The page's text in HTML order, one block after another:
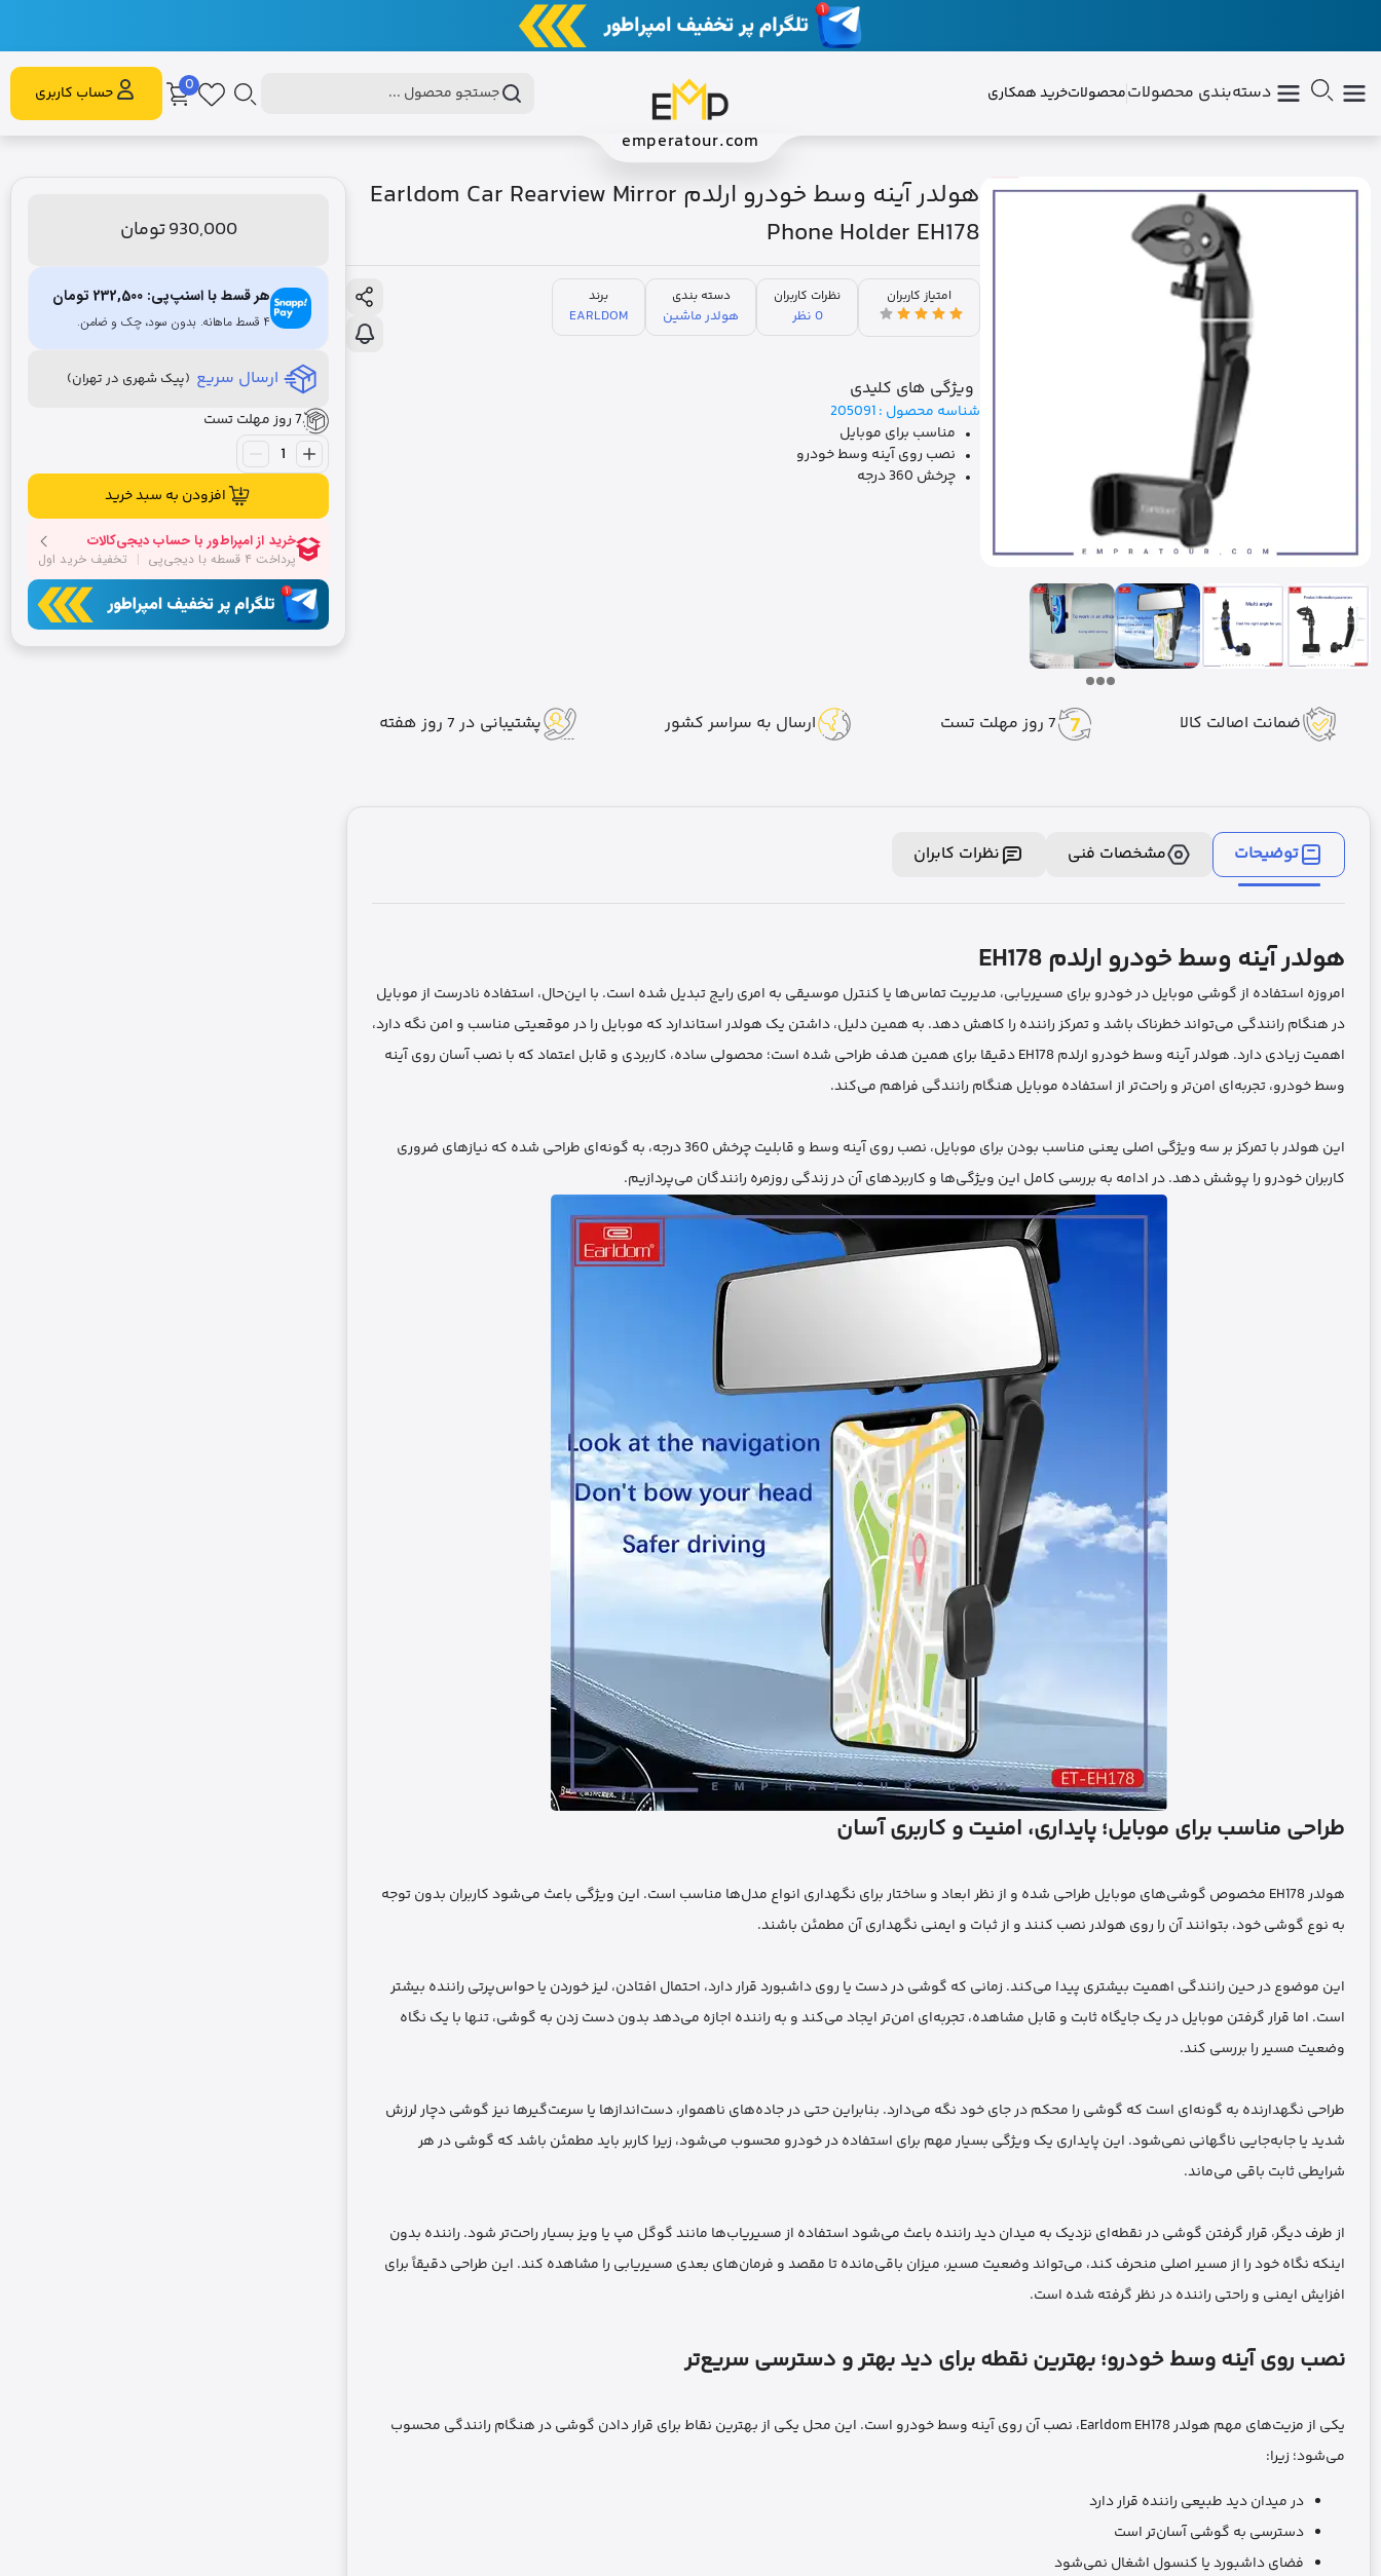
دسته‌بندی محصولاتمحصولاتخرید همکاری جستجو محصول ... 0 حساب کاربری
emperatour.com
هولدر آینه وسط خودرو ارلدم Earldom Car Rearview Mirror
Phone Holder EH178
امتیاز کاربران نظرات کاربران
0 نظر
دسته بندی
هولدر ماشین
برند
EARLDOM
ویژگی های کلیدی
شناسه محصول :205091
مناسب برای موبایل
نصب روی آینه وسط خودرو
چرخش 360 درجه
ضمانت اصالت کالا 7 روز مهلت تست ارسال به سراسر کشور پشتیبانی در 7 روز هفته
توضیحات مشخصات فنی نظرات کابران
هولدر آینه وسط خودرو ارلدم EH178
امروزه استفاده از گوشی موبایل در خودرو برای مسیریابی، مدیریت تماس‌ها یا کنترل موسیقی به امری رایج تبدیل شده است. با این‌حال، استفاده نادرست از موبایل
در هنگام رانندگی می‌تواند خطرناک باشد و تمرکز راننده را کاهش دهد. به همین دلیل، داشتن یک هولدر استاندارد که موبایل را در موقعیتی مناسب و امن نگه دارد،
اهمیت زیادی دارد. هولدر آینه وسط خودرو ارلدم EH178 دقیقا برای همین هدف طراحی شده است؛ محصولی ساده، کاربردی و قابل اعتماد که با نصب آسان روی آینه
وسط خودرو، تجربه‌ای امن‌تر و راحت‌تر از استفاده موبایل هنگام رانندگی فراهم می‌کند.
این هولدر با تمرکز بر سه ویژگی اصلی یعنی مناسب بودن برای موبایل، نصب روی آینه وسط و قابلیت چرخش 360 درجه، به گونه‌ای طراحی شده که نیازهای ضروری
کاربران خودرو را پوشش دهد. در ادامه به بررسی کامل این ویژگی‌ها و کاربردهای آن در زندگی روزمره رانندگان می‌پردازیم.
طراحی مناسب برای موبایل؛ پایداری، امنیت و کاربری آسان
هولدر EH178 مخصوص گوشی‌های موبایل طراحی شده و از نظر ابعاد و ساختار برای نگهداری انواع مدل‌ها مناسب است. این ویژگی باعث می‌شود کاربران بدون توجه
به نوع گوشی خود، بتوانند آن را روی هولدر نصب کنند و از ثبات و ایمنی نگهداری آن مطمئن باشند.
این موضوع در حین رانندگی اهمیت بیشتری پیدا می‌کند. زمانی که گوشی در دست یا روی داشبورد قرار دارد، احتمال افتادن، لیز خوردن یا حواس‌پرتی راننده بیشتر
است. اما قرار گرفتن موبایل در یک جایگاه ثابت و قابل مشاهده، تجربه‌ای امن‌تر ایجاد می‌کند و به راننده اجازه می‌دهد بدون دست زدن به گوشی، تنها با یک نگاه
وضعیت مسیر را بررسی کند.
طراحی نگهدارنده به گونه‌ای است که گوشی را محکم در جای خود نگه می‌دارد. بنابراین حتی در جاده‌های ناهموار، دست‌اندازها یا سرعت‌گیرها نیز گوشی دچار لرزش
شدید یا جابه‌جایی ناگهانی نمی‌شود. این پایداری یک ویژگی بسیار مهم برای استفاده در خودرو محسوب می‌شود، زیرا کاربر باید مطمئن باشد که گوشی در هر
شرایطی ثابت باقی می‌ماند.
از طرف دیگر، قرار گرفتن گوشی در نقطه‌ای نزدیک به میدان دید راننده باعث می‌شود استفاده از مسیریاب‌ها مانند گوگل مپ یا ویز بسیار راحت‌تر شود. راننده بدون
اینکه نگاه خود را از مسیر اصلی منحرف کند، می‌تواند وضعیت مسیر، میزان باقی‌مانده تا مقصد و فرمان‌های بعدی مسیریابی را مشاهده کند. این طراحی دقیقاً برای
افزایش ایمنی و راحتی راننده در نظر گرفته شده است.
نصب روی آینه وسط خودرو؛ بهترین نقطه برای دید بهتر و دسترسی سریع‌تر
یکی از مزیت‌های مهم هولدر Earldom EH178، نصب آن روی آینه وسط خودرو است. این محل یکی از بهترین نقاط برای قرار دادن گوشی در هنگام رانندگی محسوب
می‌شود؛ زیرا:
در میدان دید طبیعی راننده قرار دارد
دسترسی به گوشی آسان‌تر است
فضای داشبورد یا کنسول اشغال نمی‌شود
930,000تومان
هر قسط با اسنپ‌پی: 232,500 تومان
۴ قسط ماهانه. بدون سود، چک و ضامن.
ارسال سریع (پیک شهری در تهران)
7 روز مهلت تست
افزودن به سبد خرید